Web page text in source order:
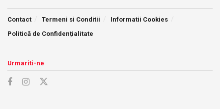
Contact Termeni si Conditii
Informatii Cookies
Politică de Confidențialitate
Urmariti-ne